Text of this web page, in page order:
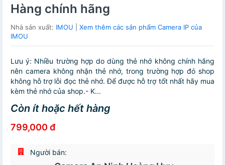
Hàng chính hãng
Nhà sản xuất: IMOU
Xem thêm các sản phẩm Camera IP của
IMOU
Lưu ý: Nhiều trường hợp do dùng thẻ nhớ không chính hãng
nên camera không nhận thẻ nhớ, trong trường hợp đó shop
không hỗ trợ lỗi đọc thẻ nhớ. Để được hỗ trợ tốt nhất hãy mua
kèm thẻ nhớ của shop.- K...
Còn ít hoặc hết hàng
799,000 đ
Người bán: